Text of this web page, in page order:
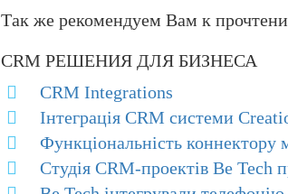
Так же рекомендуем Вам к
CRM РЕШЕНИЯ ДЛЯ БИЗНЕСА
CRM Integrations
Інтеграція CRM системи
Функціональність
Студія CRM-проектів Be Tech